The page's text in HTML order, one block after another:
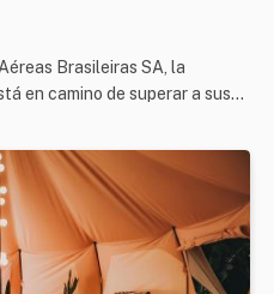
Brasileiras SA, la
en camino de superar a sus…